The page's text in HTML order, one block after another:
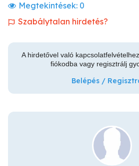
Megtekintések: 0
Szabálytalan hirdetés?
A hirdetővel való
fiókodba vagy regisztrálj
Belépés /